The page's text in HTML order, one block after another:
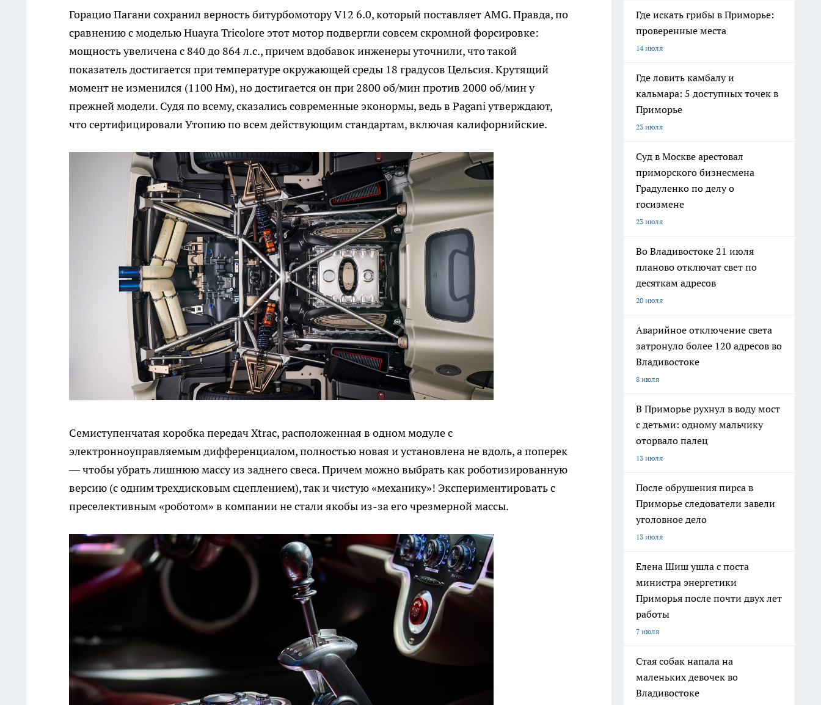
Горацио Пагани сохранил верность битурбомотору V12 6.0, который поставляет AMG. Правда, по
сравнению с моделью Huayra Tricolore этот мотор подвергли совсем скромной форсировке:
мощность увеличена с 840 до 864 л.с., причем вдобавок инженеры уточнили, что такой
показатель достигается при температуре окружающей среды 18 градусов Цельсия. Крутящий
момент не изменился (1100 Нм), но достигается он при 2800 об/мин против 2000 об/мин у
прежней модели. Судя по всему, сказались современные эконормы, ведь в Pagani утверждают,
что сертифицировали Утопию по всем действующим стандартам, включая калифорнийские.
Семиступенчатая коробка передач Xtrac, расположенная в одном модуле с
электронноуправляемым дифференциалом, полностью новая и установлена не вдоль, а поперек
— чтобы убрать лишнюю массу из заднего свеса. Причем можно выбрать как роботизированную
версию (с одним трехдисковым сцеплением), так и чистую «механику»! Экспериментировать с
преселективным «роботом» в компании не стали якобы из-за его чрезмерной массы.
Где искать грибы в Приморье:
проверенные места
14 июля
Где ловить камбалу и
кальмара: 5 доступных точек в
Приморье
23 июля
Суд в Москве арестовал
приморского бизнесмена
Градуленко по делу о
госизмене
23 июля
Во Владивостоке 21 июля
планово отключат свет по
десяткам адресов
20 июля
Аварийное отключение света
затронуло более 120 адресов во
Владивостоке
8 июля
В Приморье рухнул в воду мост
с детьми: одному мальчику
оторвало палец
13 июля
После обрушения пирса в
Приморье следователи завели
уголовное дело
13 июля
Елена Шиш ушла с поста
министра энергетики
Приморья после почти двух лет
работы
7 июля
Стая собак напала на
маленьких девочек во
Владивостоке